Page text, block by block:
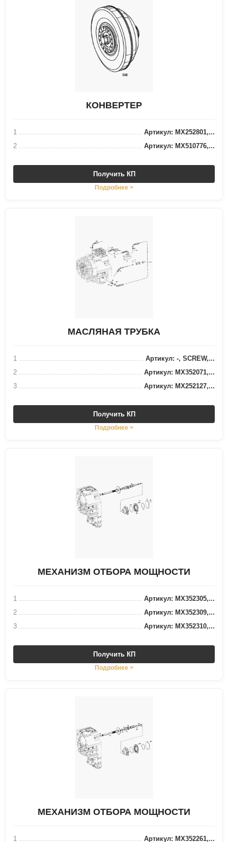
КОНВЕРТЕР
1
Артикул: MX252801,...
2
Артикул: MX510776,...
Получить КП
Подробнее >
МАСЛЯНАЯ ТРУБКА
1
Артикул: -, SCREW,...
2
Артикул: MX352071,...
3
Артикул: MX252127,...
Получить КП
Подробнее >
МЕХАНИЗМ ОТБОРА МОЩНОСТИ
1
Артикул: MX352305,...
2
Артикул: MX352309,...
3
Артикул: MX352310,...
Получить КП
Подробнее >
МЕХАНИЗМ ОТБОРА МОЩНОСТИ
1 Артикул: MX352261,...